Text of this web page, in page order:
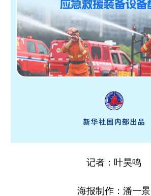
记者：叶昊鸣
海报制作：潘一景